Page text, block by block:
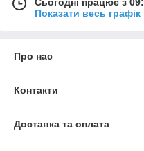
Показати весь
Про нас
Контакти
Доставка та оплата